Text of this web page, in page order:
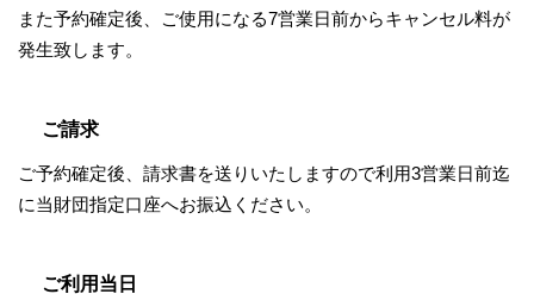
また予約確定後、ご使用になる7営業日前からキャンセル料が
発生致します。
ご請求
ご予約確定後、請求書を送りいたしますので利用3営業日前迄
に当財団指定口座へお振込ください。
ご利用当日